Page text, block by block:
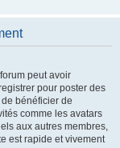
peut avoir
pour poster des
bénéficier de
comme les avatars
aux autres membres,
est rapide et vivement